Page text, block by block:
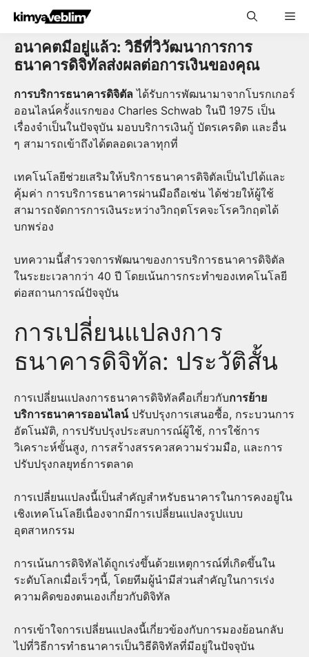
Skip
content
อนาคตมีอยู่แล้ว: วิธีที่วิวัฒนาการการ
ธนาคารดิจิทัลส่งผลต่อการเงินของคุณ
การบริการธนาคารดิจิตัล ได้รับการพัฒนามาจากโบรกเกอร์
ออนไลน์ครั้งแรกของ Charles Schwab ในปี 1975 เป็น
เรื่องจำเป็นในปัจจุบัน มอบบริการเงินกู้ บัตรเครดิต และอื่น
ๆ สามารถเข้าถึงได้ตลอดเวลาทุกที่
เทคโนโลยีช่วยเสริมให้บริการธนาคารดิจิตัลเป็นไปได้และ
คุ้มค่า การบริการธนาคารผ่านมือถือเช่น ได้ช่วยให้ผู้ใช้
สามารถจัดการการเงินระหว่างวิกฤตโรคจะโรควิกฤตได้
บกพร่อง
บทความนี้สำรวจการพัฒนาของการบริการธนาคารดิจิตัล
ในระยะเวลากว่า 40 ปี โดยเน้นการกระทำของเทคโนโลยี
ต่อสถานการณ์ปัจจุบัน
การเปลี่ยนแปลงการ
ธนาคารดิจิทัล: ประวัติสั้น
การเปลี่ยนแปลงการธนาคารดิจิทัลคือเกี่ยวกับการย้าย
บริการธนาคารออนไลน์ปรับปรุงการเสนอซื้อ, กระบวนการ
อัตโนมัติ, การปรับปรุงประสบการณ์ผู้ใช้, การใช้การ
วิเคราะห์ขั้นสูง, การสร้างสรรควสความร่วมมือ, และการ
ปรับปรุงกลยุทธ์การตลาด
การเปลี่ยนแปลงนี้เป็นสำคัญสำหรับธนาคารในการคงอยู่ใน
เชิงเทคโนโลยีเนื่องจากมีการเปลี่ยนแปลงรูปแบบ
อุตสาหกรรม
การเน้นการดิจิทัลได้ถูกเร่งขึ้นด้วยเหตุการณ์ที่เกิดขึ้นใน
ระดับโลกเมื่อเร็วๆนี้, โดยทีมผู้นำมีส่วนสำคัญในการเร่ง
ความคิดของตนเองเกี่ยวกับดิจิทัล
การเข้าใจการเปลี่ยนแปลงนี้เกี่ยวข้องกับการมองย้อนกลับ
ไปที่วิธีการทำธนาคารเป็นวิธีดิจิทัลที่มีอยู่ในปัจจุบัน